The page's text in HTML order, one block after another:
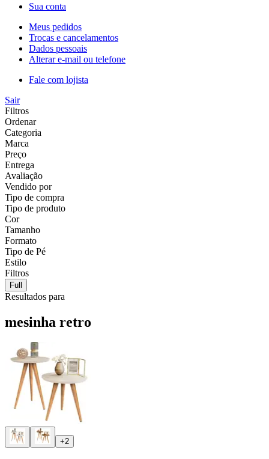
Sua conta
Meus pedidos
Trocas e cancelamentos
Dados pessoais
Alterar e-mail ou telefone
Fale com lojista
Sair
Filtros
Ordenar
Categoria
Marca
Preço
Entrega
Avaliação
Vendido por
Tipo de compra
Tipo de produto
Cor
Tamanho
Formato
Tipo de Pé
Estilo
Filtros
Full
Resultados para
mesinha retro
+2